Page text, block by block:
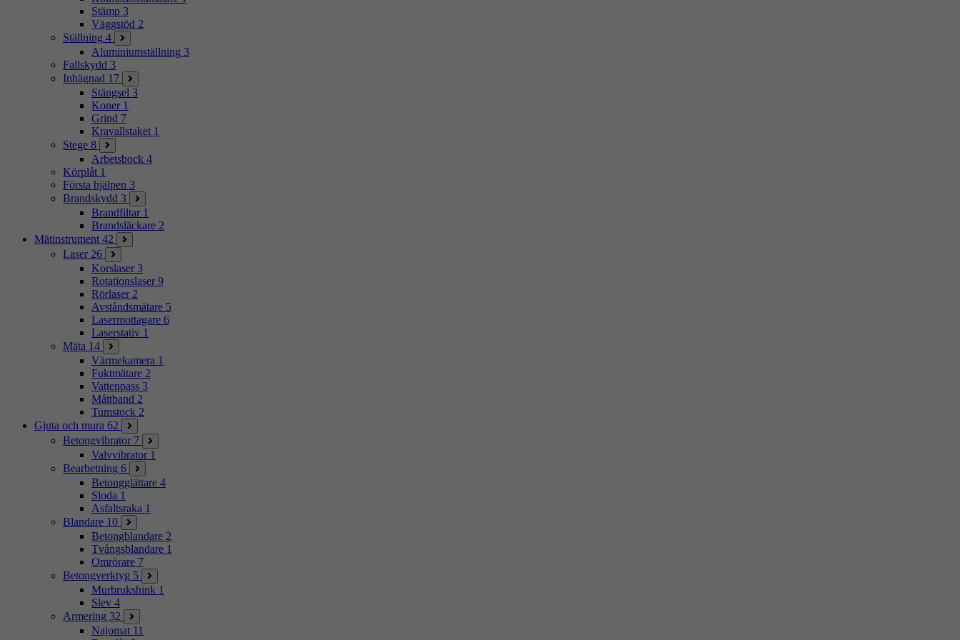
Stämp 3
Väggstöd 2
Ställning 4
Aluminiumställning 3
Fallskydd 3
Inhägnad 17
Stängsel 3
Koner 1
Grind 7
Kravallstaket 1
Stege 8
Arbetsbock 4
Körplåt 1
Första hjälpen 3
Brandskydd 3
Brandfiltar 1
Brandsläckare 2
Mätinstrument 42
Laser 26
Korslaser 3
Rotationslaser 9
Rörlaser 2
Avståndsmätare 5
Lasermottagare 6
Laserstativ 1
Mäta 14
Värmekamera 1
Fuktmätare 2
Vattenpass 3
Måttband 2
Tumstock 2
Gjuta och mura 62
Betongvibrator 7
Valvvibrator 1
Bearbetning 6
Betongglättare 4
Sloda 1
Asfaltsraka 1
Blandare 10
Betongblandare 2
Tvångsblandare 1
Omrörare 7
Betongverktyg 5
Murbrukshink 1
Slev 4
Armering 32
Najomat 11